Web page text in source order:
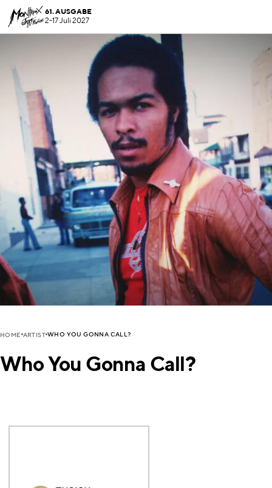
61. AUSGABE
2-17 Juli 2027
HOME ARTIST WHO YOU GONNA CALL?
Who You Gonna Call?